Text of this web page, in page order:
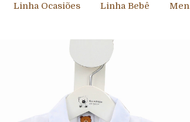
Linha Ocasiões Linha Bebê